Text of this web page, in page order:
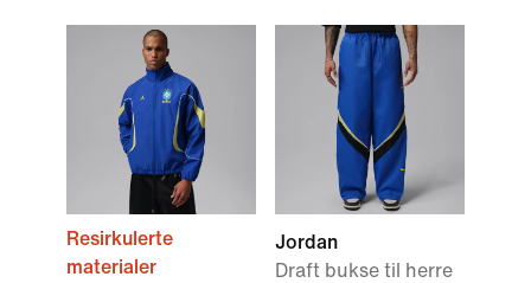
Resirkulerte
materialer
Jordan
Draft bukse til herre